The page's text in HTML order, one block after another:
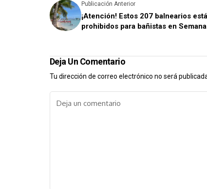
Publicación Anterior
¡Atención! Estos 207 balnearios
prohibidos para bañistas en
Deja Un Comentario
Tu dirección de correo electrónico no será